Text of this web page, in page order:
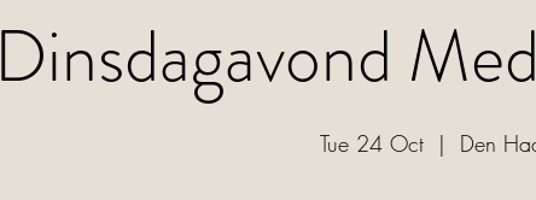
Dinsdagavond
Tue 24 Oct
  |
Den